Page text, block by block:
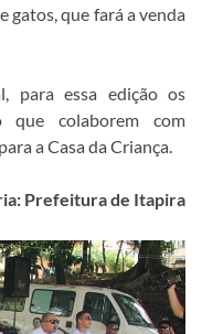
gatos, que fará a venda
para essa edição os
que colaborem com
a Casa da Criança.
Prefeitura de Itapira